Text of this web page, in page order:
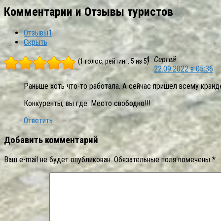
Комментарии и Отзывы туристов
Отзывы1
Скрыть
(1 голос, рейтинг: 5 из 5) Сергей:
22.09.2022 в 05:36
Раньше хоть что-то работала. А сейчас пришел всему
Конкуренты, вы где. Место свободно!!!
Ответить
Добавить комментарий
Ваш e-mail не будет опубликован.Обязательные поля помечены *